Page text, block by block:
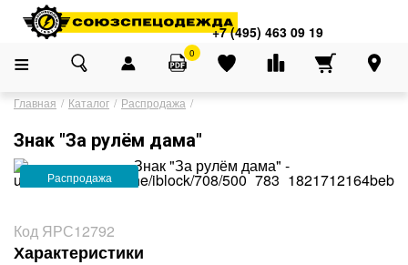
Адреса магазинов
+7 (495) 463 09 19
+7 (495) 463 09 19
0
Главная Каталог Распродажа
Знак "За рулём дама"
Распродажа
Код ЯРС12792
Характеристики